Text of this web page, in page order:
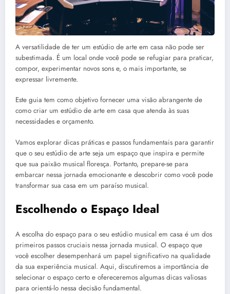
A versatilidade de ter um estúdio de arte em casa não pode ser
subestimada. É um local onde você pode se refugiar para praticar,
compor, experimentar novos sons e, o mais importante, se
expressar livremente.
Este guia tem como objetivo fornecer uma visão abrangente de
como criar um estúdio de arte em casa que atenda às suas
necessidades e orçamento.
Vamos explorar dicas práticas e passos fundamentais para garantir
que o seu estúdio de arte seja um espaço que inspira e permite
que sua paixão musical floresça. Portanto, prepare-se para
embarcar nessa jornada emocionante e descobrir como você pode
transformar sua casa em um paraíso musical.
Escolhendo o Espaço Ideal
A escolha do espaço para o seu estúdio musical em casa é um dos
primeiros passos cruciais nessa jornada musical. O espaço que
você escolher desempenhará um papel significativo na qualidade
da sua experiência musical. Aqui, discutiremos a importância de
selecionar o espaço certo e ofereceremos algumas dicas valiosas
para orientá-lo nessa decisão fundamental.